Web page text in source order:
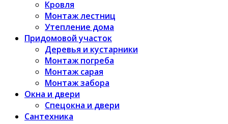
Кровля
Монтаж лестниц
Утепление дома
Придомовой участок
Деревья и кустарники
Монтаж погреба
Монтаж сарая
Монтаж забора
Окна и двери
Спецокна и двери
Сантехника